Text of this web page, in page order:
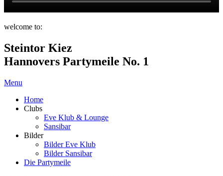
welcome to:
Steintor Kiez
Hannovers Partymeile No. 1
Menu
Home
Clubs
Eve Klub & Lounge
Sansibar
Bilder
Bilder Eve Klub
Bilder Sansibar
Die Partymeile